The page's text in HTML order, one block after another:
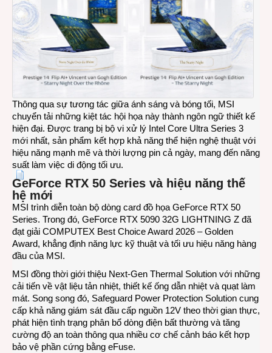
Thông qua sự tương tác giữa ánh sáng và bóng tối, MSI
chuyển tải những kiệt tác hội họa này thành ngôn ngữ thiết kế
hiện đại. Được trang bị bộ vi xử lý Intel Core Ultra Series 3
mới nhất, sản phẩm kết hợp khả năng thể hiện nghệ thuật với
hiệu năng mạnh mẽ và thời lượng pin cả ngày, mang đến năng
suất làm việc di động tối ưu.
GeForce RTX 50 Series và hiệu năng thế
hệ mới
MSI trình diễn toàn bộ dòng card đồ họa GeForce RTX 50
Series. Trong đó, GeForce RTX 5090 32G LIGHTNING Z đã
đạt giải COMPUTEX Best Choice Award 2026 – Golden
Award, khẳng định năng lực kỹ thuật và tối ưu hiệu năng hàng
đầu của MSI.
MSI đồng thời giới thiệu Next-Gen Thermal Solution với những
cải tiến về vật liệu tản nhiệt, thiết kế ống dẫn nhiệt và quạt làm
mát. Song song đó, Safeguard Power Protection Solution cung
cấp khả năng giám sát đầu cấp nguồn 12V theo thời gian thực,
phát hiện tình trạng phân bổ dòng điện bất thường và tăng
cường độ an toàn thông qua nhiều cơ chế cảnh báo kết hợp
bảo vệ phần cứng bằng eFuse.